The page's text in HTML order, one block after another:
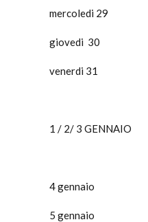
mercoledi 29
giovedi 30
venerdi 31 7.30
1 / 2/ 3
4 gennaio
5 gennaio